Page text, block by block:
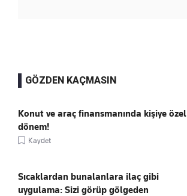
GÖZDEN KAÇMASIN
Konut ve araç finansmanında kişiye özel
dönem!
Kaydet
Sıcaklardan bunalanlara ilaç gibi
uygulama: Sizi görüp gölgeden